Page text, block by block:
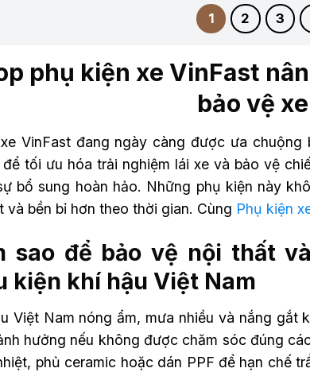
1 2 3
phụ kiện xe VinFast
bảo vệ
VinFast đang ngày càng được ưa
để tối ưu hóa trải nghiệm lái xe và bảo vệ
bổ sung hoàn hảo. Những phụ kiện này
và bền bỉ hơn theo thời gian. Cùng Phụ kiện
sao để bảo vệ nội thất
kiện khí hậu Việt Nam
Việt Nam nóng ẩm, mưa nhiều và nắng
hưởng nếu không được chăm sóc đúng
phủ ceramic hoặc dán PPF để hạn chế